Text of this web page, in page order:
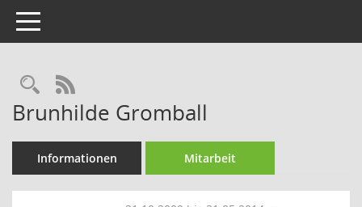
Toggle navigation
Rechercheauswahl
RSS-Feed
Brunhilde Gromball
Informationen Mitarbeit